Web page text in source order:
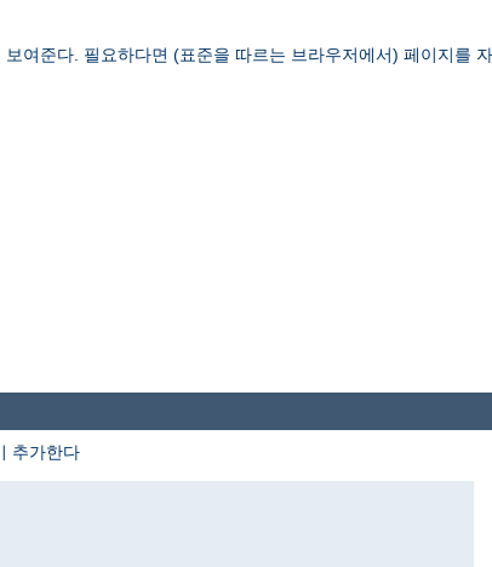
여준다. 필요하다면 (표준을 따르는 브라우저에서) 페이지를 자
추가한다